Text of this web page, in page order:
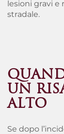
lesioni gravi
stradale.
UN
ALTO
Se dopo